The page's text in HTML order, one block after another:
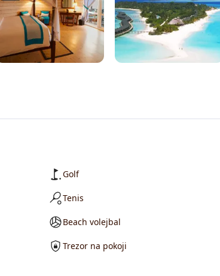
Golf
Tenis
Beach volejbal
Trezor na pokoji